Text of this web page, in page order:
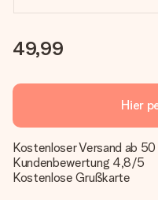
49,99
Hier
Kostenloser Versand ab
Kundenbewertung 4,8/5
Kostenlose Grußkarte